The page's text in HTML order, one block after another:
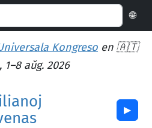
🌐
Kongreso en 🇦🇹
1–8 aŭg. 2026
▶︎